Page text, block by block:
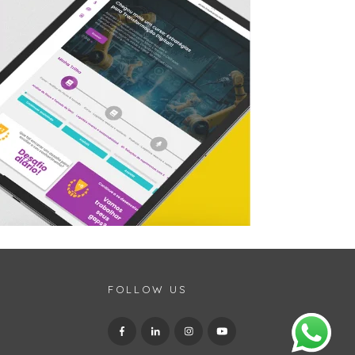
FOLLOW US